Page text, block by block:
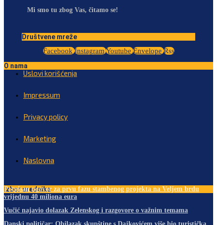
Mi smo tu zbog Vas, čitamo se!
Društvene mreže
Facebook Instagram Youtube Envelope Rss
O nama
Uslovi korišćenja
Impressum
Privacy policy
Marketing
Naslovna
Izbor urednika
Potpisan ugovor za prvu fazu stambenog projekta na Veljem brdu
vrijednu 40 miliona eura
Vučić najavio dolazak Zelenskog i razgovore o važnim temama